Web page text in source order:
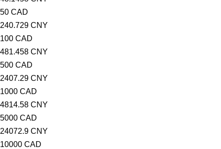
50 CAD
240.729 CNY
100 CAD
481.458 CNY
500 CAD
2407.29 CNY
1000 CAD
4814.58 CNY
5000 CAD
24072.9 CNY
10000 CAD